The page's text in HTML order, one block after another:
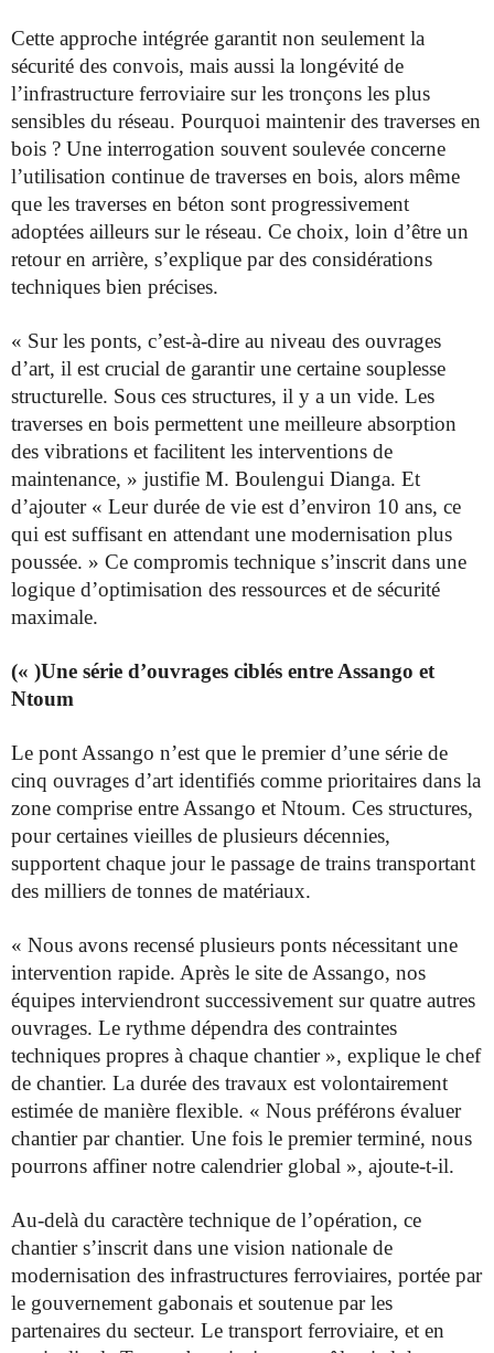
Cette approche intégrée garantit non seulement la
sécurité des convois, mais aussi la longévité de
l’infrastructure ferroviaire sur les tronçons les plus
sensibles du réseau. Pourquoi maintenir des traverses en
bois ? Une interrogation souvent soulevée concerne
l’utilisation continue de traverses en bois, alors même
que les traverses en béton sont progressivement
adoptées ailleurs sur le réseau. Ce choix, loin d’être un
retour en arrière, s’explique par des considérations
techniques bien précises.
« Sur les ponts, c’est-à-dire au niveau des ouvrages
d’art, il est crucial de garantir une certaine souplesse
structurelle. Sous ces structures, il y a un vide. Les
traverses en bois permettent une meilleure absorption
des vibrations et facilitent les interventions de
maintenance, » justifie M. Boulengui Dianga. Et
d’ajouter « Leur durée de vie est d’environ 10 ans, ce
qui est suffisant en attendant une modernisation plus
poussée. » Ce compromis technique s’inscrit dans une
logique d’optimisation des ressources et de sécurité
maximale.
(« )Une série d’ouvrages ciblés entre Assango et
Ntoum
Le pont Assango n’est que le premier d’une série de
cinq ouvrages d’art identifiés comme prioritaires dans la
zone comprise entre Assango et Ntoum. Ces structures,
pour certaines vieilles de plusieurs décennies,
supportent chaque jour le passage de trains transportant
des milliers de tonnes de matériaux.
« Nous avons recensé plusieurs ponts nécessitant une
intervention rapide. Après le site de Assango, nos
équipes interviendront successivement sur quatre autres
ouvrages. Le rythme dépendra des contraintes
techniques propres à chaque chantier », explique le chef
de chantier. La durée des travaux est volontairement
estimée de manière flexible. « Nous préférons évaluer
chantier par chantier. Une fois le premier terminé, nous
pourrons affiner notre calendrier global », ajoute-t-il.
Au-delà du caractère technique de l’opération, ce
chantier s’inscrit dans une vision nationale de
modernisation des infrastructures ferroviaires, portée par
le gouvernement gabonais et soutenue par les
partenaires du secteur. Le transport ferroviaire, et en